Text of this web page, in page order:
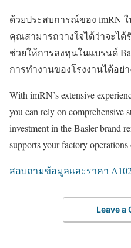
ด้วยประสบการณ์ของ imRN
คุณสามารถวางใจได้ว่าจะไ
ช่วยให้การลงทุนในแบรนด์
การทำงานของโรงงานได้อย่
With imRN’s extensive
you can rely on comprehensive
investment in the Basler brand
supports your factory
สอบถามข้อมูลและราคา
Leave a